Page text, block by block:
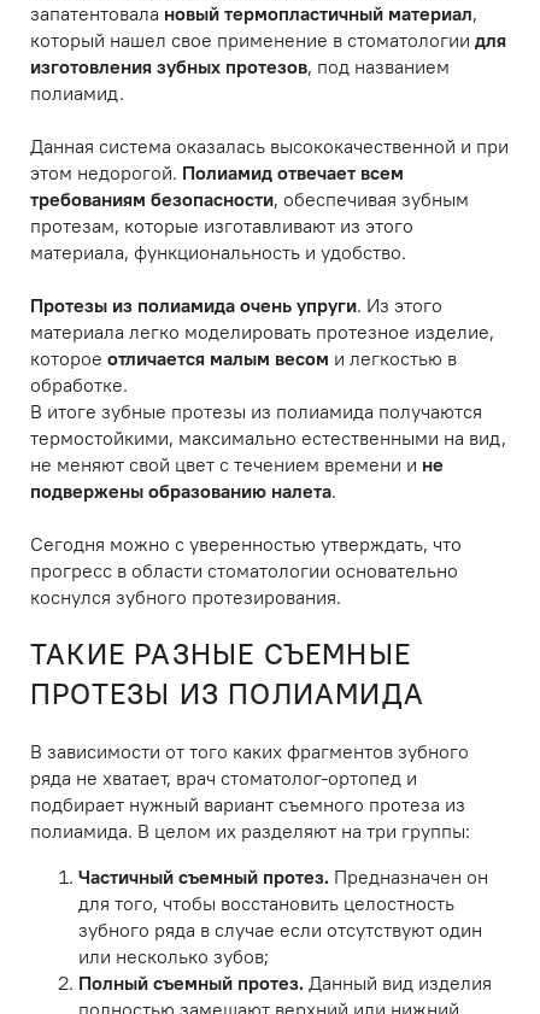
запатентовала новый термопластичный материал,
который нашел свое применение в стоматологии для
изготовления зубных протезов, под названием
полиамид.
Данная система оказалась высококачественной и при
этом недорогой. Полиамид отвечает всем
требованиям безопасности, обеспечивая зубным
протезам, которые изготавливают из этого
материала, функциональность и удобство.
Протезы из полиамида очень упруги. Из этого
материала легко моделировать протезное изделие,
которое отличается малым весом и легкостью в
обработке.
В итоге зубные протезы из полиамида получаются
термостойкими, максимально естественными на вид,
не меняют свой цвет с течением времени и не
подвержены образованию налета.
Сегодня можно с уверенностью утверждать, что
прогресс в области стоматологии основательно
коснулся зубного протезирования.
ТАКИЕ РАЗНЫЕ СЪЕМНЫЕ
ПРОТЕЗЫ ИЗ ПОЛИАМИДА
В зависимости от того каких фрагментов зубного
ряда не хватает, врач стоматолог-ортопед и
подбирает нужный вариант съемного протеза из
полиамида. В целом их разделяют на три группы:
Частичный съемный протез. Предназначен он
для того, чтобы восстановить целостность
зубного ряда в случае если отсутствуют один
или несколько зубов;
Полный съемный протез. Данный вид изделия
полностью замещают верхний или нижний